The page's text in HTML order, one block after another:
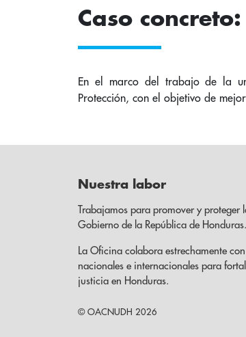
Caso concreto:
En el marco del trabajo de la
Protección, con el objetivo de
Nuestra labor
Trabajamos para promover y proteger
Gobierno de la República de Honduras.
La Oficina colabora estrechamente
nacionales e internacionales para
justicia en Honduras.
© OACNUDH 2026